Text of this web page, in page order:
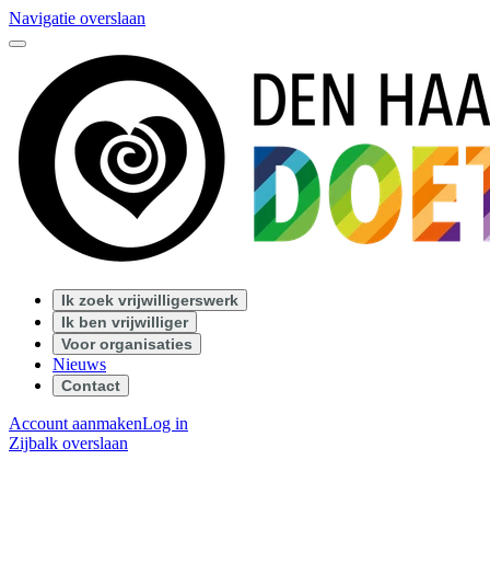
Navigatie overslaan
Ik zoek vrijwilligerswerk
Ik ben vrijwilliger
Voor organisaties
Nieuws
Contact
Account aanmakenLog in
Zijbalk overslaan